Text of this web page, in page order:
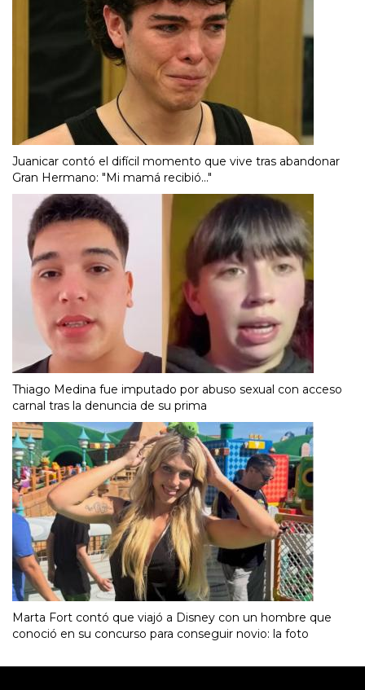
Juanicar contó el difícil momento que vive tras abandonar
Gran Hermano: "Mi mamá recibió..."
Thiago Medina fue imputado por abuso sexual con acceso
carnal tras la denuncia de su prima
Marta Fort contó que viajó a Disney con un hombre que
conoció en su concurso para conseguir novio: la foto